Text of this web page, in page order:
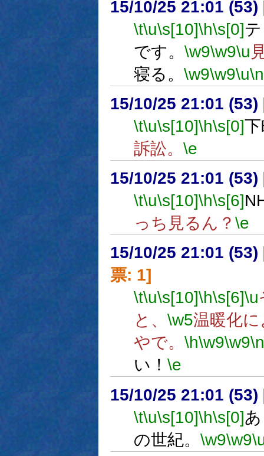
15/10/25 21:01 (53)
\t\u\s[10]\h\s[0]
です。 \w9\w9\u
寝る。 \w9\w9\u\n
15/10/25 21:01 (53)
\t\u\s[10]\h\s[0]
訴訟。 \e
15/10/25 21:01 (53)
\t\u\s[10]\h\s[6]
っち見るん？ \e
15/10/25 21:01 (53)
票: 1]
\t\u\s[10]\h\s[6]\u
と、 \w5温暖化
やで。 \h\w9\w9\n
い！ \e
15/10/25 21:01 (53)
\t\u\s[10]\h\s[0]
の世紀。 \w9\w9